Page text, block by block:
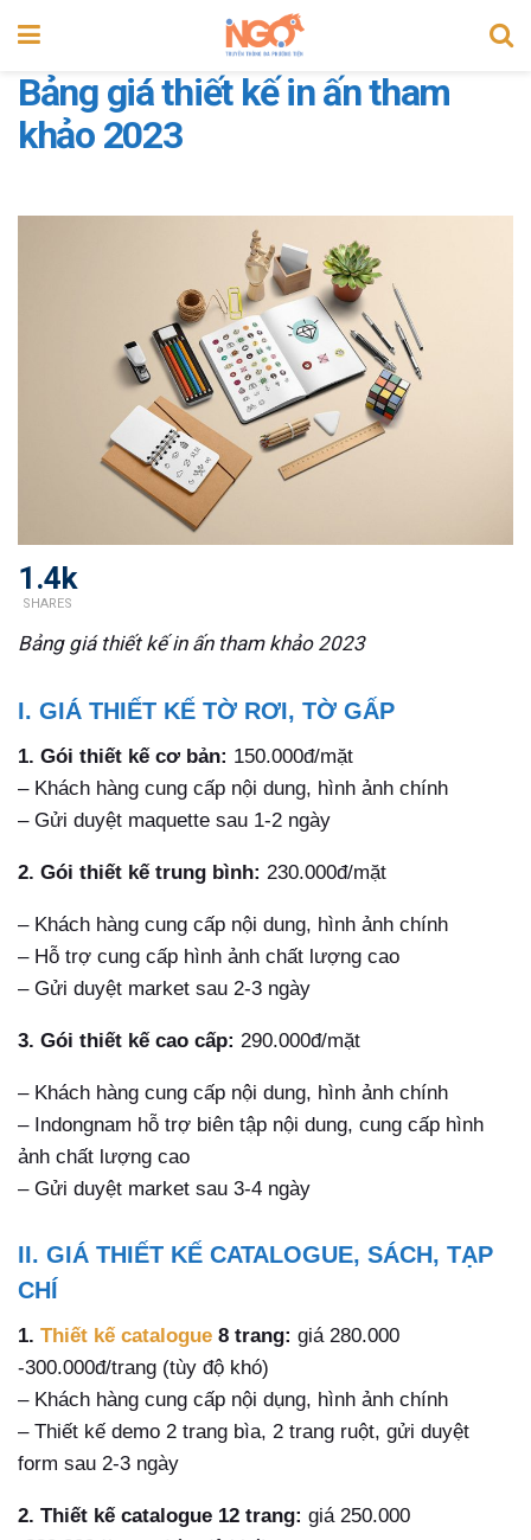
Bảng giá thiết kế in ấn tham
khảo 2023
1.4k
SHARES
Bảng giá thiết kế in ấn tham khảo 2023
I. GIÁ THIẾT KẾ TỜ RƠI, TỜ GẤP
1. Gói thiết kế cơ bản: 150.000đ/mặt
– Khách hàng cung cấp nội dung, hình ảnh chính
– Gửi duyệt maquette sau 1-2 ngày
2. Gói thiết kế trung bình: 230.000đ/mặt
– Khách hàng cung cấp nội dung, hình ảnh chính
– Hỗ trợ cung cấp hình ảnh chất lượng cao
– Gửi duyệt market sau 2-3 ngày
3. Gói thiết kế cao cấp: 290.000đ/mặt
– Khách hàng cung cấp nội dung, hình ảnh chính
– Indongnam hỗ trợ biên tập nội dung, cung cấp hình
ảnh chất lượng cao
– Gửi duyệt market sau 3-4 ngày
II. GIÁ THIẾT KẾ CATALOGUE, SÁCH, TẠP
CHÍ
1. Thiết kế catalogue 8 trang: giá 280.000
-300.000đ/trang (tùy độ khó)
– Khách hàng cung cấp nội dụng, hình ảnh chính
– Thiết kế demo 2 trang bìa, 2 trang ruột, gửi duyệt
form sau 2-3 ngày
2. Thiết kế catalogue 12 trang: giá 250.000